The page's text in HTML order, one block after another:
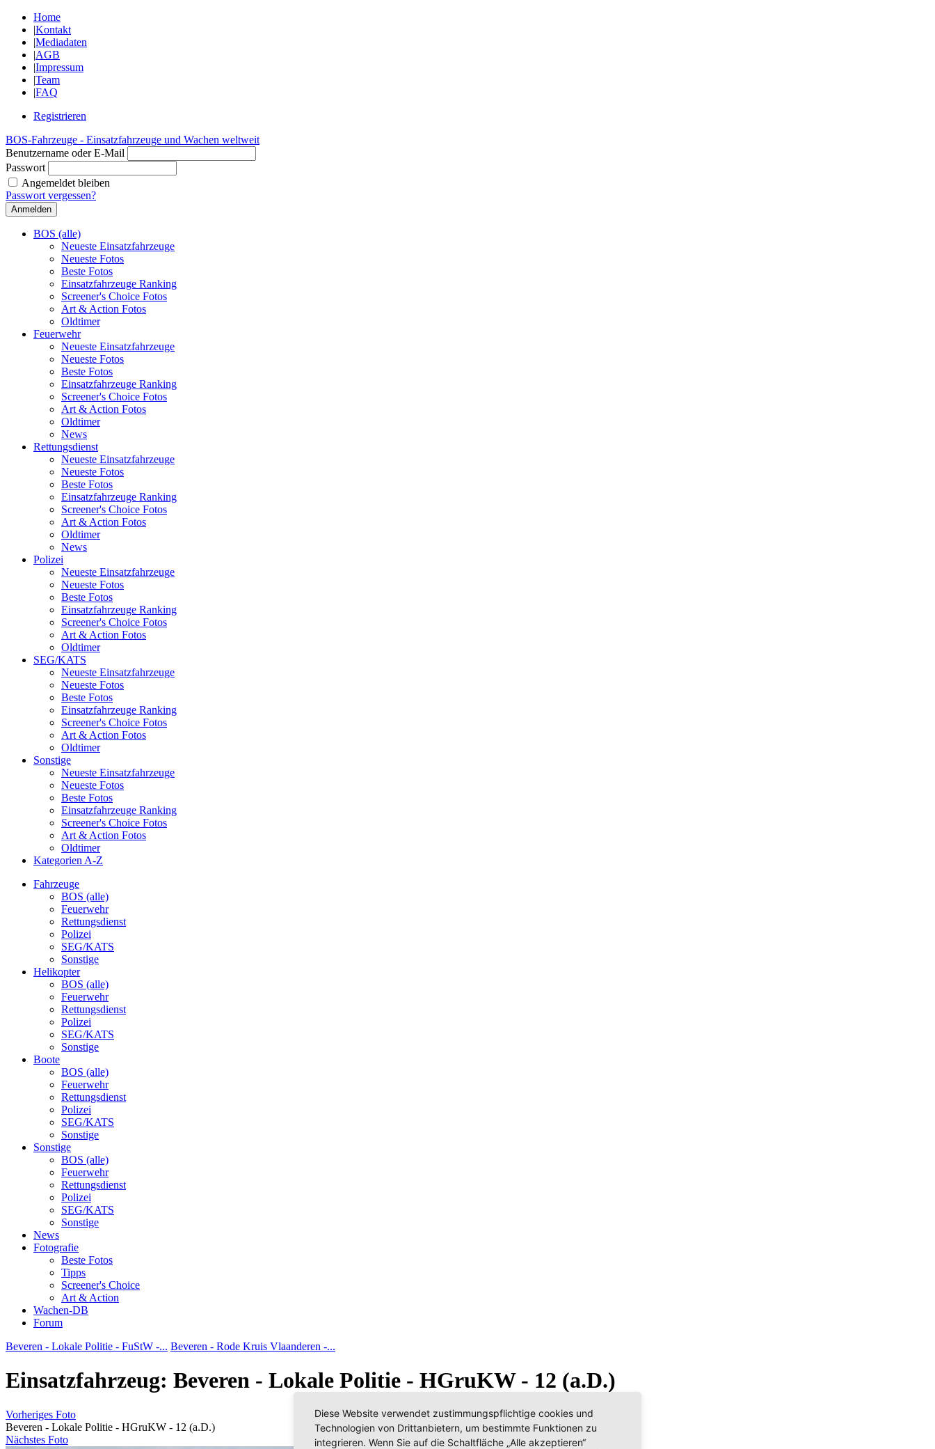
Home
|Kontakt
|Mediadaten
|AGB
|Impressum
|Team
|FAQ
Registrieren
BOS-Fahrzeuge - Einsatzfahrzeuge und Wachen weltweit
Benutzername oder E-Mail
Passwort
Angemeldet bleiben
Passwort vergessen?
BOS (alle)
Neueste Einsatzfahrzeuge
Neueste Fotos
Beste Fotos
Einsatzfahrzeuge Ranking
Screener's Choice Fotos
Art & Action Fotos
Oldtimer
Feuerwehr
Neueste Einsatzfahrzeuge
Neueste Fotos
Beste Fotos
Einsatzfahrzeuge Ranking
Screener's Choice Fotos
Art & Action Fotos
Oldtimer
News
Rettungsdienst
Neueste Einsatzfahrzeuge
Neueste Fotos
Beste Fotos
Einsatzfahrzeuge Ranking
Screener's Choice Fotos
Art & Action Fotos
Oldtimer
News
Polizei
Neueste Einsatzfahrzeuge
Neueste Fotos
Beste Fotos
Einsatzfahrzeuge Ranking
Screener's Choice Fotos
Art & Action Fotos
Oldtimer
SEG/KATS
Neueste Einsatzfahrzeuge
Neueste Fotos
Beste Fotos
Einsatzfahrzeuge Ranking
Screener's Choice Fotos
Art & Action Fotos
Oldtimer
Sonstige
Neueste Einsatzfahrzeuge
Neueste Fotos
Beste Fotos
Einsatzfahrzeuge Ranking
Screener's Choice Fotos
Art & Action Fotos
Oldtimer
Kategorien A-Z
Fahrzeuge
BOS (alle)
Feuerwehr
Rettungsdienst
Polizei
SEG/KATS
Sonstige
Helikopter
BOS (alle)
Feuerwehr
Rettungsdienst
Polizei
SEG/KATS
Sonstige
Boote
BOS (alle)
Feuerwehr
Rettungsdienst
Polizei
SEG/KATS
Sonstige
Sonstige
BOS (alle)
Feuerwehr
Rettungsdienst
Polizei
SEG/KATS
Sonstige
News
Fotografie
Beste Fotos
Tipps
Screener's Choice
Art & Action
Wachen-DB
Forum
Beveren - Lokale Politie - FuStW -... Beveren - Rode Kruis Vlaanderen -...
Einsatzfahrzeug: Beveren - Lokale Politie - HGruKW - 12 (a.D.)
Vorheriges Foto
Beveren - Lokale Politie - HGruKW - 12 (a.D.)
Nächstes Foto
Diese Website verwendet zustimmungspflichtige cookies und
Technologien von Drittanbietern, um bestimmte Funktionen zu
integrieren. Wenn Sie auf die Schaltfläche „Alle akzeptieren“